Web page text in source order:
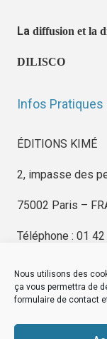
Nous utilisons des
ça vous permettra de
formulaire de contact
La diffusion et la
DILISCO
Infos Pratiques
ÉDITIONS KIMÉ
2, impasse des
75002 Paris –
Téléphone : 01
EDITIONS